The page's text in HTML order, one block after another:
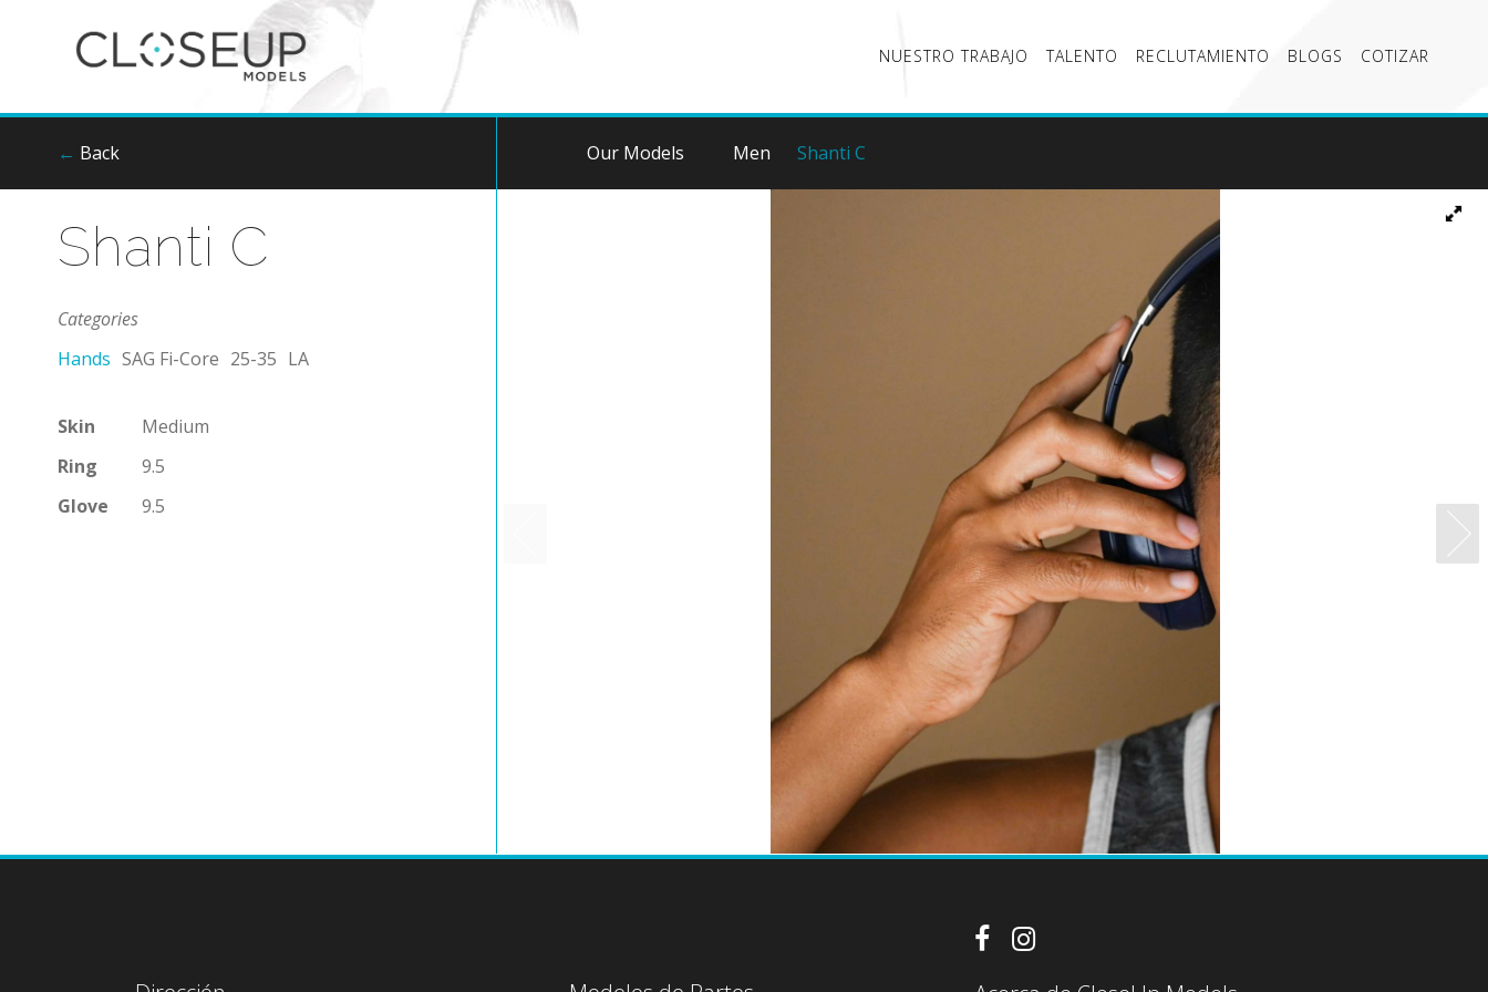
NUESTRO TRABAJO TALENTO RECLUTAMIENTO BLOGS COTIZAR
← Back
Shanti C
Categories
Hands SAG Fi-Core 25-35 LA
Skin
Medium
Ring
9.5
Glove
9.5
Our Models Men Shanti C